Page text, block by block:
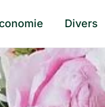
Divers